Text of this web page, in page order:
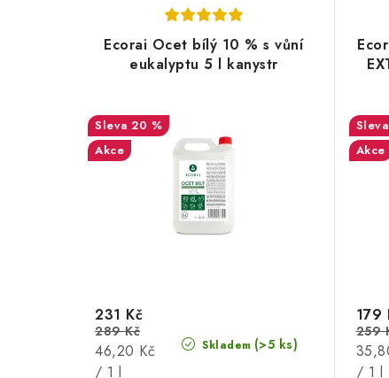
Ecorai Ocet bílý 10 % s vůní
eukalyptu 5 l kanystr
20 %
Akce
Skladem (>5 ks)
231 Kč
289 Kč
Měrná
cena:
46,20 Kč
/ 1 l
Akce
179
259
cena:
/ 1 l